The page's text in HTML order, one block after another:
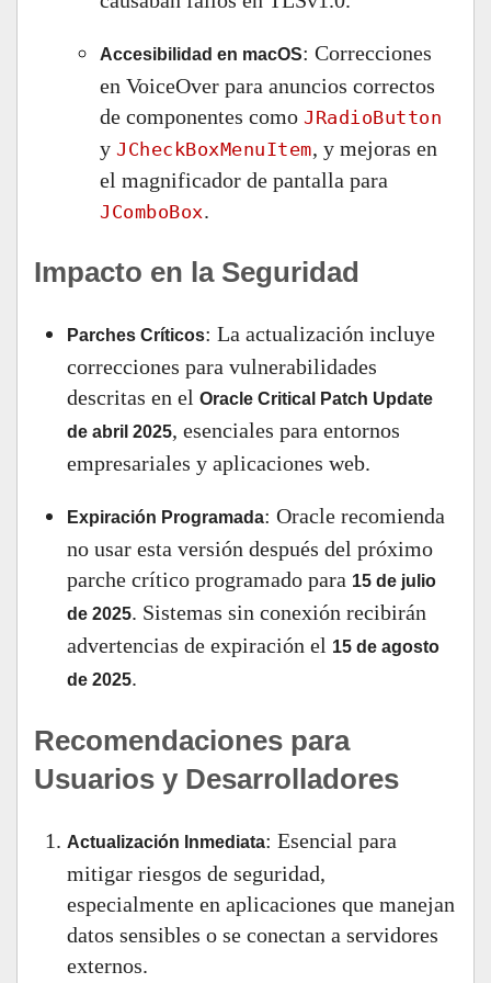
Accesibilidad en macOS: Correcciones
en VoiceOver para anuncios correctos
de componentes como JRadioButton
y JCheckBoxMenuItem, y mejoras en
el magnificador de pantalla para
JComboBox.
Impacto en la Seguridad
Parches Críticos: La actualización incluye
correcciones para vulnerabilidades
descritas en el Oracle Critical Patch Update
de abril 2025, esenciales para entornos
empresariales y aplicaciones web.
Expiración Programada: Oracle recomienda
no usar esta versión después del próximo
parche crítico programado para 15 de julio
de 2025. Sistemas sin conexión recibirán
advertencias de expiración el 15 de agosto
de 2025.
Recomendaciones para
Usuarios y Desarrolladores
Actualización Inmediata: Esencial para
mitigar riesgos de seguridad,
especialmente en aplicaciones que manejan
datos sensibles o se conectan a servidores
externos.